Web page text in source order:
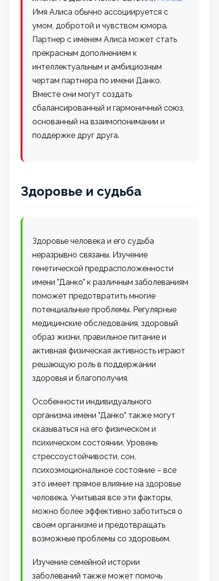
Имя Алиса обычно ассоциируется с
умом, добротой и чувством юмора.
Партнер с именем Алиса может стать
прекрасным дополнением к
интеллектуальным и амбициозным
чертам партнера по имени Данко.
Вместе они могут создать
сбалансированный и гармоничный союз,
основанный на взаимопонимании и
поддержке друг друга.
Здоровье и судьба
Здоровье человека и его судьба
неразрывно связаны. Изучение
генетической предрасположенности
имени "Данко" к различным заболеваниям
поможет предотвратить многие
потенциальные проблемы. Регулярные
медицинские обследования, здоровый
образ жизни, правильное питание и
активная физическая активность играют
решающую роль в поддержании
здоровья и благополучия.
Особенности индивидуального
организма имени "Данко" также могут
сказываться на его физическом и
психическом состоянии. Уровень
стрессоустойчивости, сон,
психоэмоциональное состояние – все
это имеет прямое влияние на здоровье
человека. Учитывая все эти факторы,
можно более эффективно заботиться о
своем организме и предотвращать
возможные проблемы со здоровьем.
Изучение семейной истории
заболеваний также может помочь